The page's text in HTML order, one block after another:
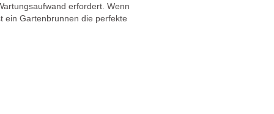
erfordert. Wenn
ein Gartenbrunnen die perfekte